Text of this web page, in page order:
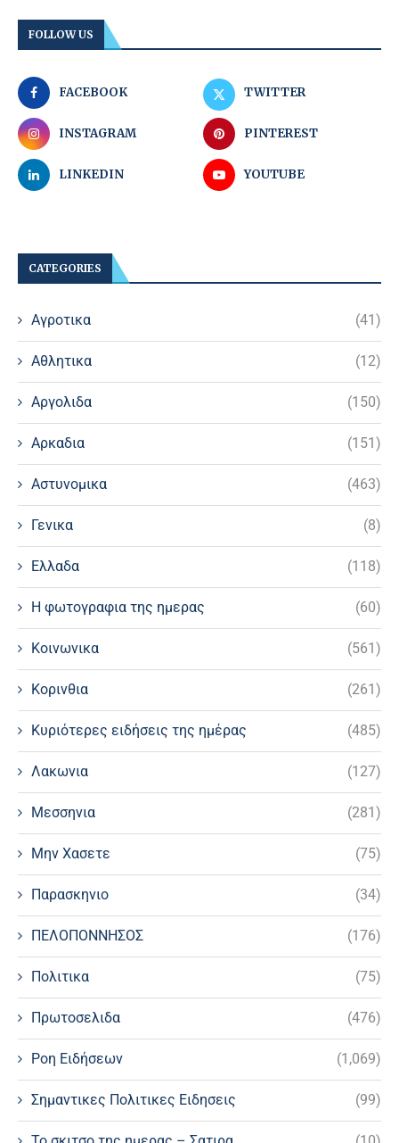
FOLLOW US
FACEBOOK TWITTER
INSTAGRAM PINTEREST
LINKEDIN YOUTUBE
CATEGORIES
Αγροτικα (41)
Αθλητικα (12)
Αργολιδα (150)
Αρκαδια (151)
Αστυνομικα (463)
Γενικα (8)
Ελλαδα (118)
Η φωτογραφια της ημερας (60)
Κοινωνικα (561)
Κορινθια (261)
Κυριότερες ειδήσεις της ημέρας (485)
Λακωνια (127)
Μεσσηνια (281)
Μην Χασετε (75)
Παρασκηνιο (34)
ΠΕΛΟΠΟΝΝΗΣΟΣ (176)
Πολιτικα (75)
Πρωτοσελιδα (476)
Ροη Ειδήσεων (1,069)
Σημαντικες Πολιτικες Ειδησεις (99)